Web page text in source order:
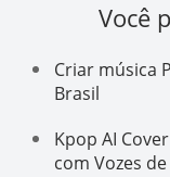
Você
Criar música
Brasil
Kpop AI
com Vozes